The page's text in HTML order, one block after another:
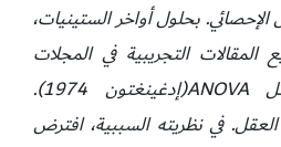
بحلول أواخر الستينيات،
من جميع المقالات التجريبية في المجلات
النفسية تستخدم بالفعل ANOVA(إدغينغتون 1974).
في نظريته السببية، افترض